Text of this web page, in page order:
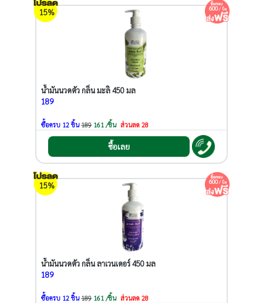
15% 600/ บิล
น้ำมันนวดตัว กลิ่น มะลิ 450 มล
189
ซื้อครบ 12 ชิ้น189 161 /ชิ้น ส่วนลด 28
ซื้อเลย
15% 600/ บิล
น้ำมันนวดตัว กลิ่น ลาเวนเดอร์ 450 มล
189
ซื้อครบ 12 ชิ้น189 161 /ชิ้น ส่วนลด 28